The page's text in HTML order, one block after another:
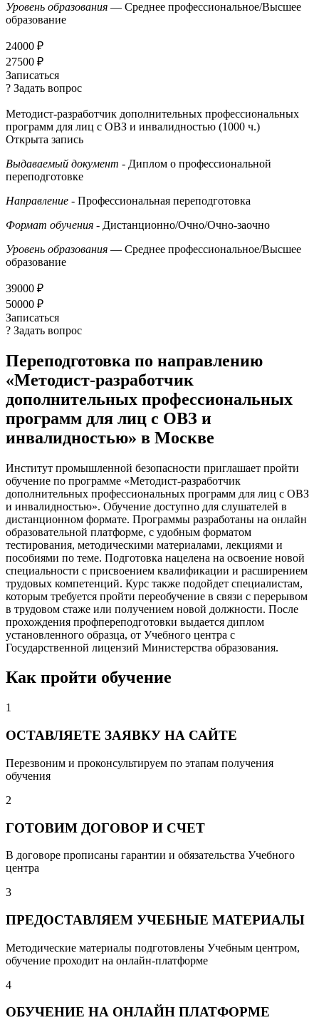
Уровень образования — Среднее профессиональное/Высшее
образование
24000 ₽
27500 ₽
Записаться
? Задать вопрос
Методист-разработчик дополнительных профессиональных
программ для лиц с ОВЗ и инвалидностью (1000 ч.)
Открыта запись
Выдаваемый документ - Диплом о профессиональной
переподготовке
Направление - Профессиональная переподготовка
Формат обучения - Дистанционно/Очно/Очно-заочно
Уровень образования — Среднее профессиональное/Высшее
образование
39000 ₽
50000 ₽
Записаться
? Задать вопрос
Переподготовка по направлению
«Методист-разработчик
дополнительных профессиональных
программ для лиц с ОВЗ и
инвалидностью» в Москве
Институт промышленной безопасности приглашает пройти
обучение по программе «Методист-разработчик
дополнительных профессиональных программ для лиц с ОВЗ
и инвалидностью». Обучение доступно для слушателей в
дистанционном формате. Программы разработаны на онлайн
образовательной платформе, с удобным форматом
тестирования, методическими материалами, лекциями и
пособиями по теме. Подготовка нацелена на освоение новой
специальности с присвоением квалификации и расширением
трудовых компетенций. Курс также подойдет специалистам,
которым требуется пройти переобучение в связи с перерывом
в трудовом стаже или получением новой должности. После
прохождения профпереподготовки выдается диплом
установленного образца, от Учебного центра с
Государственной лицензий Министерства образования.
Как пройти обучение
1
ОСТАВЛЯЕТЕ ЗАЯВКУ НА САЙТЕ
Перезвоним и проконсультируем по этапам получения
обучения
2
ГОТОВИМ ДОГОВОР И СЧЕТ
В договоре прописаны гарантии и обязательства Учебного
центра
3
ПРЕДОСТАВЛЯЕМ УЧЕБНЫЕ МАТЕРИАЛЫ
Методические материалы подготовлены Учебным центром,
обучение проходит на онлайн-платформе
4
ОБУЧЕНИЕ НА ОНЛАЙН ПЛАТФОРМЕ